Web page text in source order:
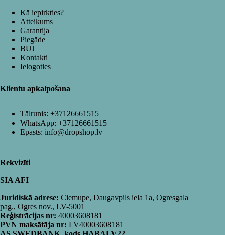
Kā iepirkties?
Atteikums
Garantija
Piegāde
BUJ
Kontakti
Ielogoties
Klientu apkalpošana
Tālrunis: +37126661515
WhatsApp: +37126661515
Epasts: info@dropshop.lv
Rekvizīti
SIA AFI
Juridiskā adrese: Ciemupe, Daugavpils iela 1a, Ogresgala
pag., Ogres nov., LV-5001
Reģistrācijas nr: 40003608181
PVN maksātāja nr: LV40003608181